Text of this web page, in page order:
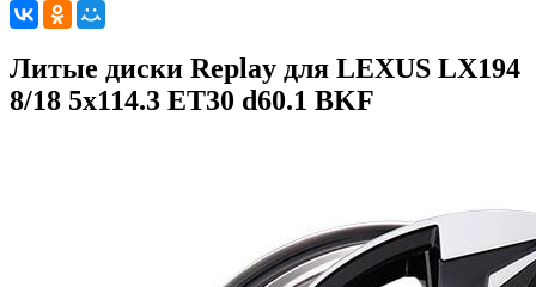
Литые диски Replay для LEXUS LX194
8/18 5x114.3 ET30 d60.1 BKF